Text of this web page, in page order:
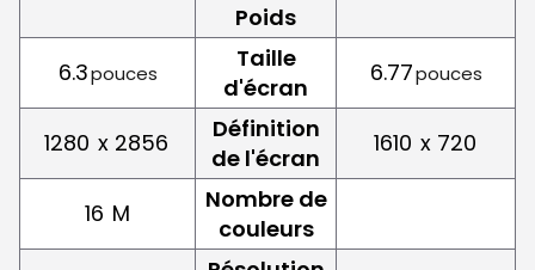
Poids
6.3pouces
Taille
d'écran
6.77pouces
1280 x 2856
Définition
de l'écran
1610 x 720
16 M
Nombre de
couleurs